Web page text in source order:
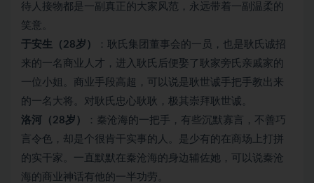
待人接物都是一副真正的大家风范，永远带着一副温柔的
笑意。
于安生（28岁）
：耿氏集团董事会的一员，也是耿氏诚招
来的一名商业人才，进入耿氏后便娶了耿家旁氏亲戚家的
一位小姐。商业手段高超，可以说是耿世诚手把手教出来
的一名大将。对耿氏忠心耿耿，极其崇拜耿世诚。
洛河（28岁）
：秦沧海的一把手，有些沉默寡言，不善巧
言令色，却是个很肯干实事的人。是少有的在商场上打拼
的实干家。一直默默在秦沧海的身边辅佐她，可以说秦沧
海的商业神话有他的一半功劳。